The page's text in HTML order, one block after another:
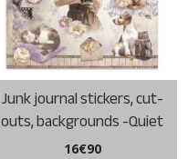
Junk journal stickers, cut-
outs, backgrounds -Quiet
Days Stamperia
16€90